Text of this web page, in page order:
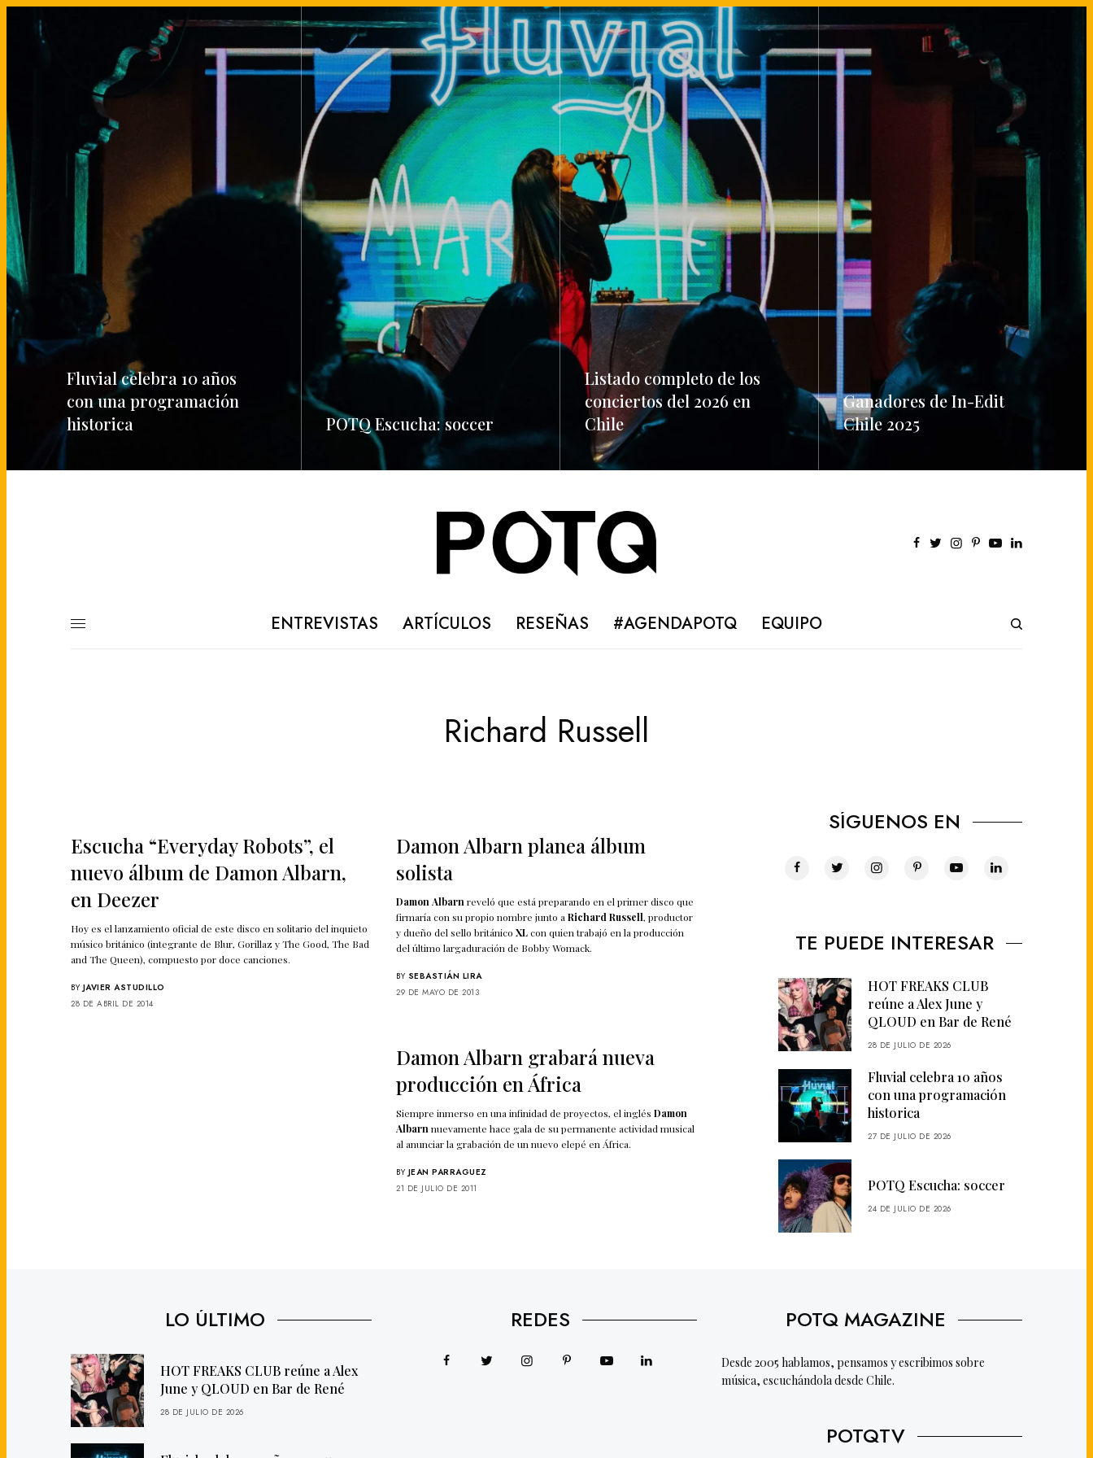
Fluvial celebra 10 años
con una programación
historica
POTQ Escucha: soccer
Listado completo de los
conciertos del 2026 en
Chile
READ MORE
Ganadores de In-Edit
Chile 2025
ENTREVISTAS ARTÍCULOS RESEÑAS #AGENDAPOTQ EQUIPO
Richard Russell
Escucha “Everyday Robots”, el
nuevo álbum de Damon Albarn,
en Deezer
Hoy es el lanzamiento oficial de este disco en solitario del inquieto
músico británico (integrante de Blur, Gorillaz y The Good, The Bad
and The Queen), compuesto por doce canciones.
BY JAVIER ASTUDILLO
28 DE ABRIL DE 2014
Damon Albarn planea álbum
solista
Damon Albarn reveló que está preparando en el primer disco que
firmaría con su propio nombre junto aRichard Russell, productor
y dueño del sello británicoXLcon quien trabajó en la producción
del último largaduración de Bobby Womack.
BY SEBASTIÁN LIRA
29 DE MAYO DE 2013
Damon Albarn grabará nueva
producción en África
Siempre inmerso en una infinidad de proyectos, el inglésDamon
Albarn nuevamente hace gala de su permanente actividad musical
al anunciar la grabación de un nuevo elepé en África.
BY JEAN PARRAGUEZ
21 DE JULIO DE 2011
SÍGUENOS EN
TE PUEDE INTERESAR
HOT FREAKS CLUB
reúne a Alex June y
QLOUD en Bar de René
28 DE JULIO DE 2026
Fluvial celebra 10 años
con una programación
historica
27 DE JULIO DE 2026
POTQ Escucha: soccer
24 DE JULIO DE 2026
LO ÚLTIMO
HOT FREAKS CLUB reúne a Alex
June y QLOUD en Bar de René
28 DE JULIO DE 2026
REDES POTQ MAGAZINE
Desde 2005 hablamos, pensamos y escribimos sobre
música, escuchándola desde Chile.
POTQTV